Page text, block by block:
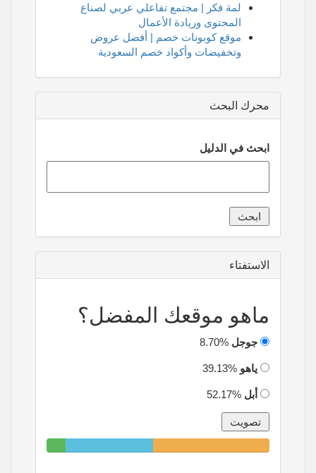
لمة فكر | مجتمع تفاعلي عربي لصناع
المحتوى وريادة الأعمال
موقع كوبونات خصم | أفضل عروض
وتخفيضات وأكواد خصم السعودية
محرك البحث
ابحث في الدليل
الاستفتاء
ماهو موقعك المفضل؟
جوجل
ياهو
أبل